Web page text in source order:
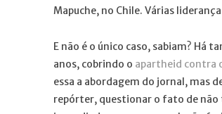
Mapuche, no Chile. Várias
E não é o único caso, sabiam? Há
anos, cobrindo o apartheid contra
essa a abordagem do jornal, mas
repórter, questionar o fato de não